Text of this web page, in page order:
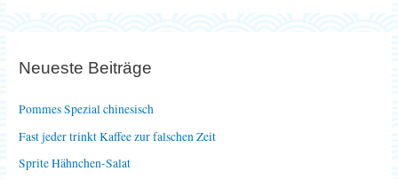
n
c
h
Neueste Beiträge
Pommes Spezial chinesisch
Fast jeder trinkt Kaffee zur falschen Zeit
Sprite Hähnchen-Salat